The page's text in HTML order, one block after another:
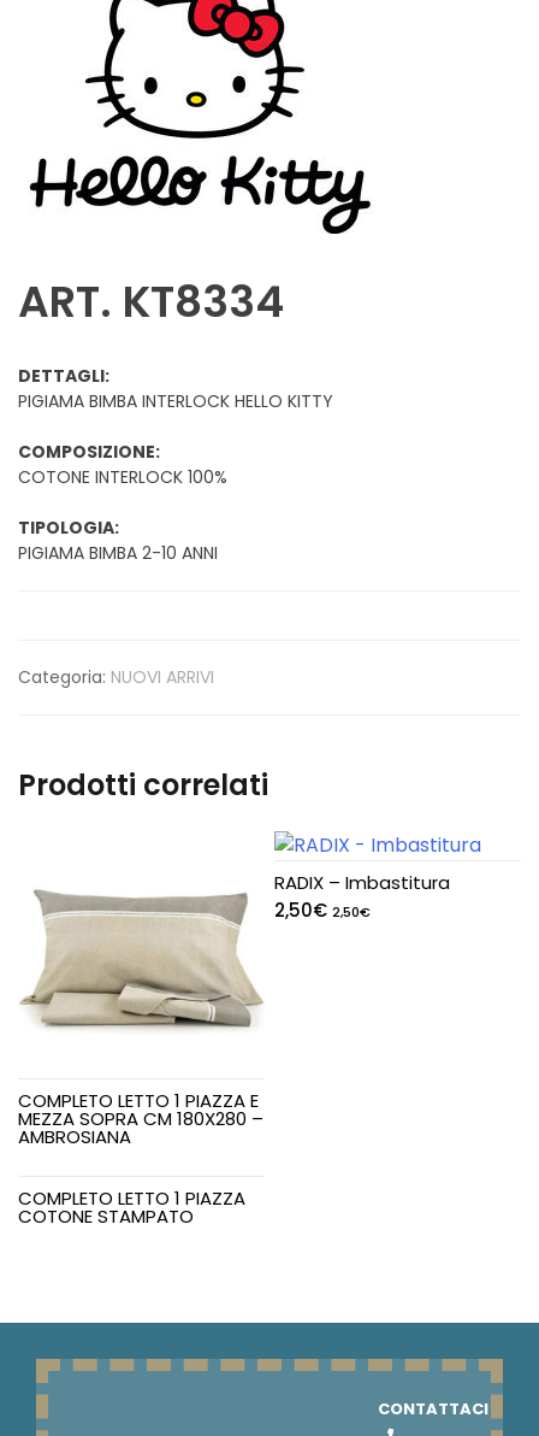
ART. KT8334
DETTAGLI:
PIGIAMA BIMBA INTERLOCK HELLO KITTY
COMPOSIZIONE:
COTONE INTERLOCK 100%
TIPOLOGIA:
PIGIAMA BIMBA 2-10 ANNI
Categoria: NUOVI ARRIVI
Prodotti correlati
COMPLETO LETTO 1 PIAZZA E
MEZZA SOPRA CM 180X280 –
AMBROSIANA
RADIX – Imbastitura
2,50€ 2,50€
COMPLETO LETTO 1 PIAZZA
COTONE STAMPATO
CONTATTACI